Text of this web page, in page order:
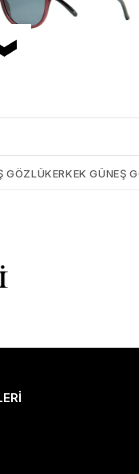
OF126-C3-56
GÖZLÜKERKEK GÜNEŞ